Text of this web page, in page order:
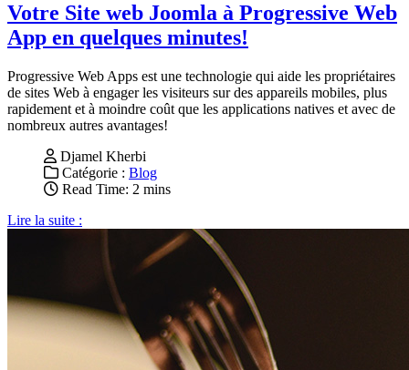
Votre Site web Joomla à Progressive Web
App en quelques minutes!
Progressive Web Apps est une technologie qui aide les propriétaires
de sites Web à engager les visiteurs sur des appareils mobiles, plus
rapidement et à moindre coût que les applications natives et avec de
nombreux autres avantages!
Djamel Kherbi
Catégorie : Blog
Read Time: 2 mins
Lire la suite :